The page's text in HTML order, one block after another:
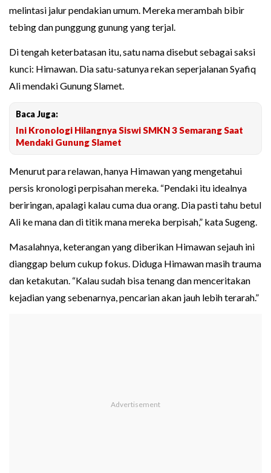
melintasi jalur pendakian umum. Mereka merambah bibir
tebing dan punggung gunung yang terjal.
Di tengah keterbatasan itu, satu nama disebut sebagai saksi
kunci: Himawan. Dia satu-satunya rekan seperjalanan Syafiq
Ali mendaki Gunung Slamet.
Baca Juga:
Ini Kronologi Hilangnya Siswi SMKN 3 Semarang Saat
Mendaki Gunung Slamet
Menurut para relawan, hanya Himawan yang mengetahui
persis kronologi perpisahan mereka. “Pendaki itu idealnya
beriringan, apalagi kalau cuma dua orang. Dia pasti tahu betul
Ali ke mana dan di titik mana mereka berpisah,” kata Sugeng.
Masalahnya, keterangan yang diberikan Himawan sejauh ini
dianggap belum cukup fokus. Diduga Himawan masih trauma
dan ketakutan. “Kalau sudah bisa tenang dan menceritakan
kejadian yang sebenarnya, pencarian akan jauh lebih terarah.”